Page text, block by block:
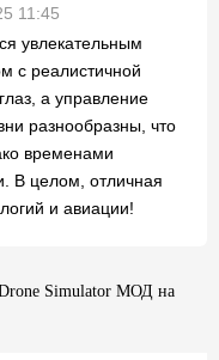
11:45
увлекательным
с реалистичной
а управление
разнообразны, что
временами
В целом, отличная
и авиации!
Simulator МОД на